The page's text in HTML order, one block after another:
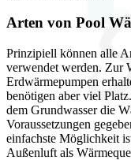
Arten von Pool
Prinzipiell können alle
verwendet werden. Zur
Erdwärmepumpen
benötigen aber viel
dem Grundwasser die
Voraussetzungen
einfachste Möglichkeit
Außenluft als